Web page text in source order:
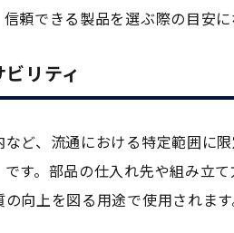
頼できる製品を選ぶ際の目安に
リティ
など、流通における特定範囲に
です。部品の仕入れ先や組み立
向上を図る用途で使用されます